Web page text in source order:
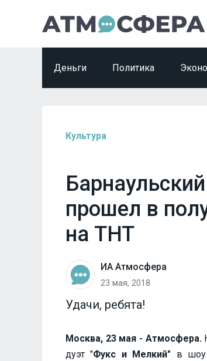
Деньги Политика
Культура
прошел в
на ТНТ
ИА Атмосфера
23 мая, 2018
Удачи, ребята!
Москва, 23 мая - Атмосфера.
дуэт "Фукс и Мелкий" в